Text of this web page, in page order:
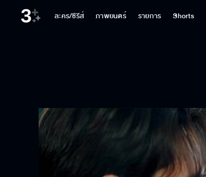
ละคร/ซีรีส์ ภาพยนตร์ รายการ Shorts